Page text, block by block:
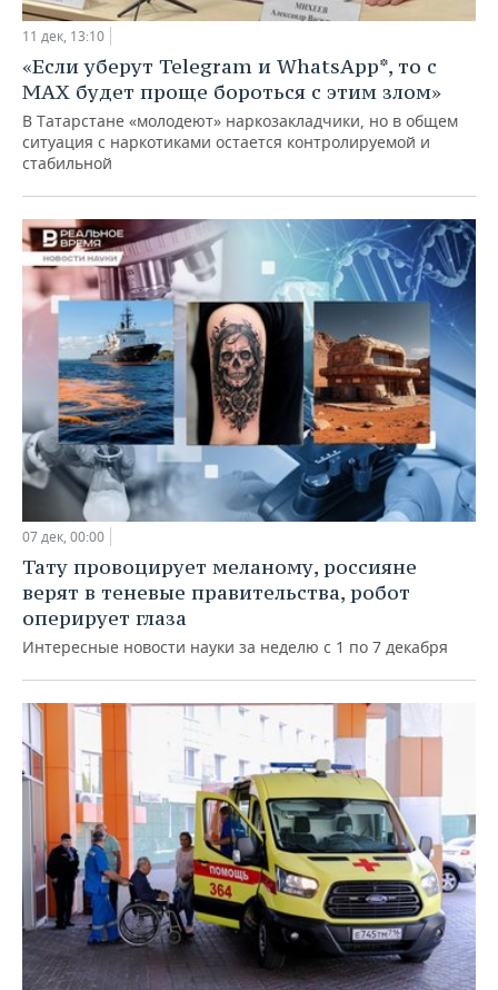
11 дек, 13:10
«Если уберут Telegram и WhatsApp*, то с
МАХ будет проще бороться с этим злом»
В Татарстане «молодеют» наркозакладчики, но в общем
ситуация с наркотиками остается контролируемой и
стабильной
07 дек, 00:00
Тату провоцирует меланому, россияне
верят в теневые правительства, робот
оперирует глаза
Интересные новости науки за неделю с 1 по 7 декабря